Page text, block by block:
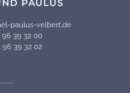
PAULUS
paulus-velbert.de
96 39 32 00
96 39 32 02